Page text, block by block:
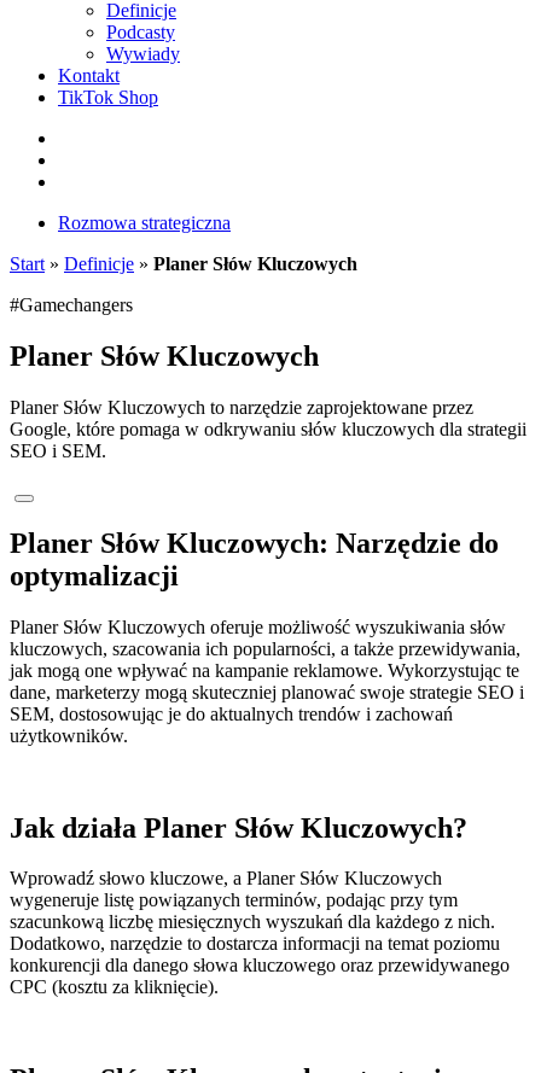
Definicje
Podcasty
Wywiady
Kontakt
TikTok Shop
Rozmowa strategiczna
Start » Definicje » Planer Słów Kluczowych
#Gamechangers
Planer Słów Kluczowych
Planer Słów Kluczowych to narzędzie zaprojektowane przez
Google, które pomaga w odkrywaniu słów kluczowych dla strategii
SEO i SEM.
Planer Słów Kluczowych: Narzędzie do
optymalizacji
Planer Słów Kluczowych oferuje możliwość wyszukiwania słów
kluczowych, szacowania ich popularności, a także przewidywania,
jak mogą one wpływać na kampanie reklamowe. Wykorzystując te
dane, marketerzy mogą skuteczniej planować swoje strategie SEO i
SEM, dostosowując je do aktualnych trendów i zachowań
użytkowników.
Jak działa Planer Słów Kluczowych?
Wprowadź słowo kluczowe, a Planer Słów Kluczowych
wygeneruje listę powiązanych terminów, podając przy tym
szacunkową liczbę miesięcznych wyszukań dla każdego z nich.
Dodatkowo, narzędzie to dostarcza informacji na temat poziomu
konkurencji dla danego słowa kluczowego oraz przewidywanego
CPC (kosztu za kliknięcie).